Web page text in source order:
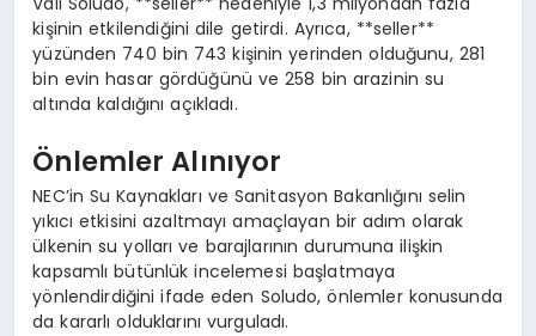
kişinin etkilendiğini dile getirdi. Ayrıca, **seller**
yüzünden 740 bin 743 kişinin yerinden olduğunu, 281
bin evin hasar gördüğünü ve 258 bin arazinin su
altında kaldığını açıkladı.
Önlemler Alınıyor
NEC’in Su Kaynakları ve Sanitasyon Bakanlığını selin
yıkıcı etkisini azaltmayı amaçlayan bir adım olarak
ülkenin su yolları ve barajlarının durumuna ilişkin
kapsamlı bütünlük incelemesi başlatmaya
yönlendirdiğini ifade eden Soludo, önlemler konusunda
da kararlı olduklarını vurguladı.